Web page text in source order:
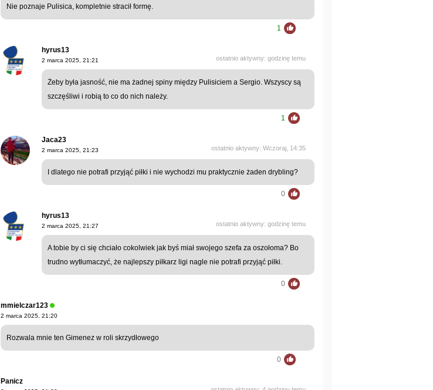
Nie poznaje Pulisica, kompletnie stracił formę.
1
hyrus13
ostatnio aktywny: godzinę temu
2 marca 2025, 21:21
Żeby była jasność, nie ma żadnej spiny między Pulisiciem a Sergio. Wszyscy są
szczęśliwi i robią to co do nich należy.
1
Jaca23
ostatnio aktywny: Wczoraj, 14:35
2 marca 2025, 21:23
I dlatego nie potrafi przyjąć piłki i nie wychodzi mu praktycznie żaden drybling?
0
hyrus13
ostatnio aktywny: godzinę temu
2 marca 2025, 21:27
A tobie by ci się chciało cokolwiek jak byś miał swojego szefa za oszołoma? Bo
trudno wytłumaczyć, że najlepszy piłkarz ligi nagle nie potrafi przyjąć piłki.
0
mmielczar123
2 marca 2025, 21:20
Rozwala mnie ten Gimenez w roli skrzydłowego
0
Panicz